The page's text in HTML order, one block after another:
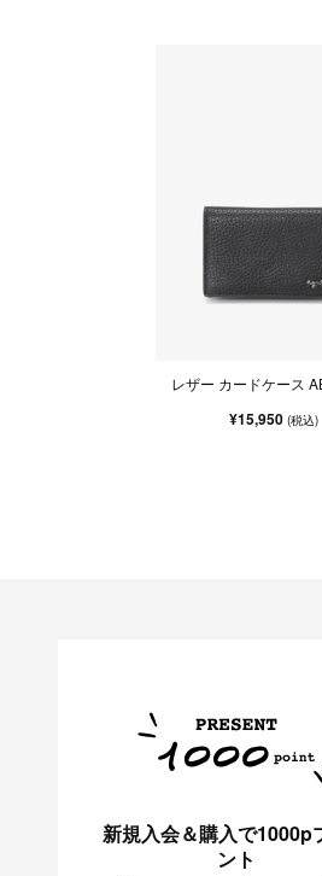
レザー カードケース
¥15,950(税込)
新規入会＆購入で1000p
ント